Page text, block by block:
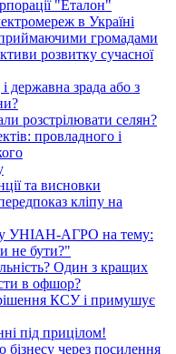
"Еталон"
в Україні
громадами
розвитку сучасної
державна зрада або з
розстрілювати селян?
провладного і
та висновки
кліпу на
УНІАН-АГРО на тему:
не бути?"
Один з кращих
в офшор?
КСУ і примушує
під прицілом!
бізнесу через посилення